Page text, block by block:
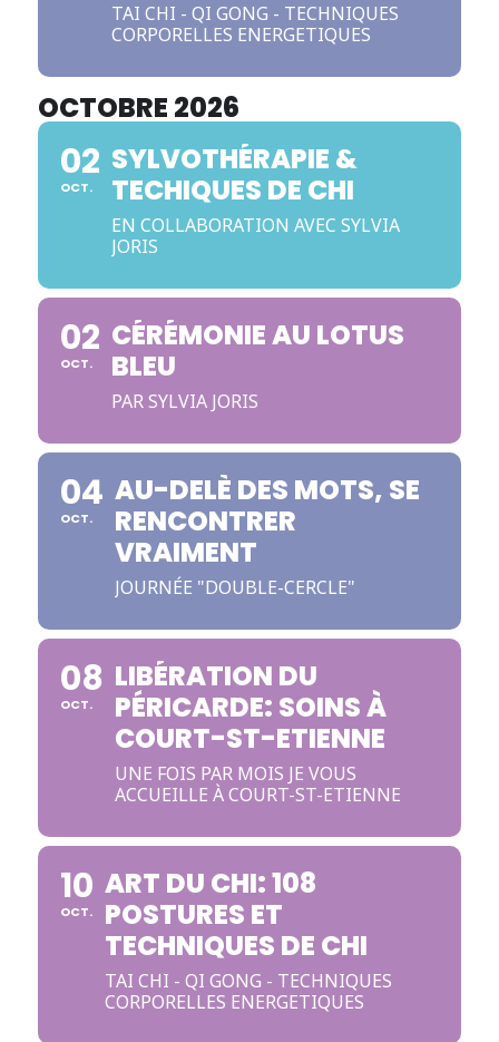
TAI CHI - QI GONG - TECHNIQUES
CORPORELLES ENERGETIQUES
OCTOBRE 2026
02
OCT.
SYLVOTHÉRAPIE &
TECHIQUES DE CHI
EN COLLABORATION AVEC SYLVIA
JORIS
02
OCT.
CÉRÉMONIE AU LOTUS
BLEU
PAR SYLVIA JORIS
04
OCT.
AU-DELÈ DES MOTS, SE
RENCONTRER
VRAIMENT
JOURNÉE "DOUBLE-CERCLE"
08
OCT.
LIBÉRATION DU
PÉRICARDE: SOINS À
COURT-ST-ETIENNE
UNE FOIS PAR MOIS JE VOUS
ACCUEILLE À COURT-ST-ETIENNE
10
OCT.
ART DU CHI: 108
POSTURES ET
TECHNIQUES DE CHI
TAI CHI - QI GONG - TECHNIQUES
CORPORELLES ENERGETIQUES